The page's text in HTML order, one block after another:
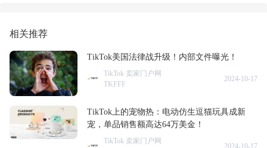
相关推荐
TikTok美国法律战升级！内部文件曝光！
TikTok 卖家门户网
TKFFF
2024-10-17
TikTok上的宠物热：电动仿生逗猫玩具成新
宠，单品销售额高达64万美金！
TikTok 卖家门户网
2024-10-17